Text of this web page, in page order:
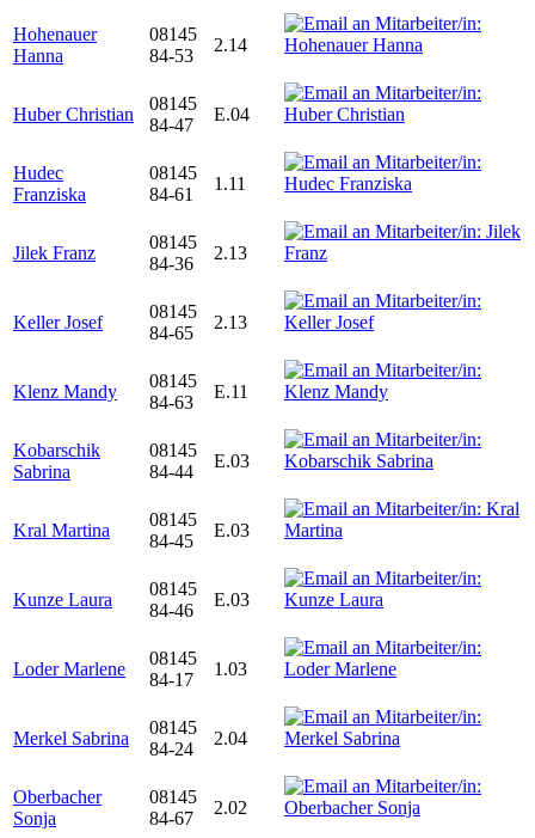
Hohenauer
Hanna
08145
84-53
2.14
Huber Christian
08145
84-47
E.04
Hudec
Franziska
08145
84-61
1.11
Jilek Franz
08145
84-36
2.13
Keller Josef
08145
84-65
2.13
Klenz Mandy
08145
84-63
E.11
Kobarschik
Sabrina
08145
84-44
E.03
Kral Martina
08145
84-45
E.03
Kunze Laura
08145
84-46
E.03
Loder Marlene
08145
84-17
1.03
Merkel Sabrina
08145
84-24
2.04
Oberbacher
Sonja
08145
84-67
2.02